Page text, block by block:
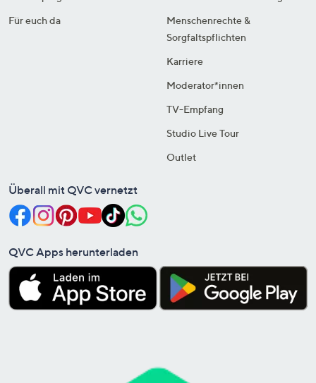
Für euch da
Menschenrechte &
Sorgfaltspflichten
Karriere
Moderator*innen
TV-Empfang
Studio Live Tour
Outlet
Überall mit QVC vernetzt
QVC Apps herunterladen